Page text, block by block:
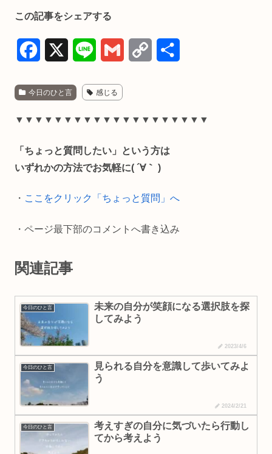
この記事をシェアする
c
e
o
n
e i y
i
今日のひと言 感じる
▼▼▼▼▼▼▼▼▼▼▼▼▼▼▼▼▼▼▼▼
「ちょっと質問したい」という方は
いずれかの方法でお気軽に( ´∀｀ )
・ ここをクリック「ちょっと質問」へ
・ページ最下部のコメントへ書き込み
関連記事
今日のひと言
未来の自分が笑顔になる選択肢を探
してみよう
2023/4/6
今日のひと言
見られる自分を意識して歩いてみよ
う
2024/2/21
今日のひと言
考えすぎの自分に気づいたら行動し
てから考えよう